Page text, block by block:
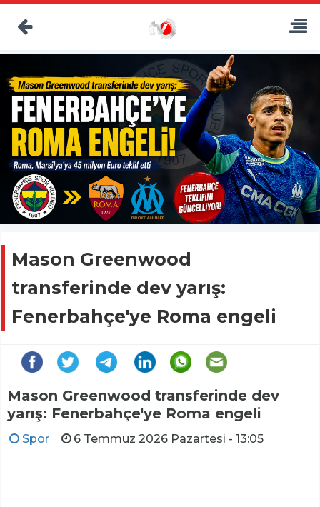
Mason Greenwood
transferinde dev yarış:
Fenerbahçe'ye Roma engeli
Mason Greenwood transferinde dev
yarış: Fenerbahçe'ye Roma engeli
Spor 6 Temmuz 2026 Pazartesi - 13:05